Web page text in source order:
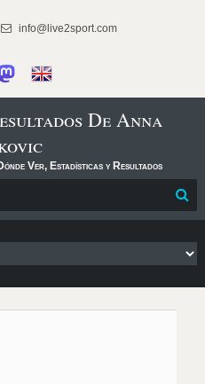
info@live2sport.com
De Anna
Ver, Estadísticas y Resultados